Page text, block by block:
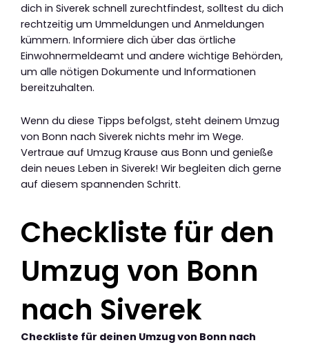
dich in Siverek schnell zurechtfindest, solltest du dich
rechtzeitig um Ummeldungen und Anmeldungen
kümmern. Informiere dich über das örtliche
Einwohnermeldeamt und andere wichtige Behörden,
um alle nötigen Dokumente und Informationen
bereitzuhalten.
Wenn du diese Tipps befolgst, steht deinem Umzug
von Bonn nach Siverek nichts mehr im Wege.
Vertraue auf Umzug Krause aus Bonn und genieße
dein neues Leben in Siverek! Wir begleiten dich gerne
auf diesem spannenden Schritt.
Checkliste für den
Umzug von Bonn
nach Siverek
Checkliste für deinen Umzug von Bonn nach